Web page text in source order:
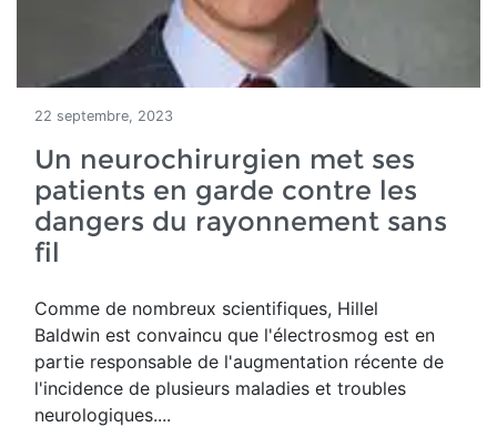
22 septembre, 2023
Un neurochirurgien met ses
patients en garde contre les
dangers du rayonnement sans
fil
Comme de nombreux scientifiques, Hillel
Baldwin est convaincu que l'électrosmog est en
partie responsable de l'augmentation récente de
l'incidence de plusieurs maladies et troubles
neurologiques....